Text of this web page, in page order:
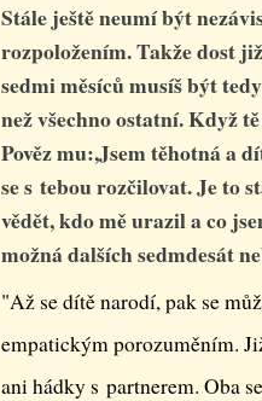
Stále ještě neumí být
rozpoložením. Takže dost
sedmi měsíců musíš být
než všechno ostatní. Když
Pověz mu:,Jsem těhotná a
se s tebou rozčilovat. Je to
vědět, kdo mě urazil a co
možná dalších sedmdesát
"Až se dítě narodí, pak se
empatickým porozuměním.
ani hádky s partnerem. Oba